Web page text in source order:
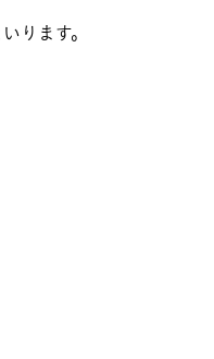
ります。